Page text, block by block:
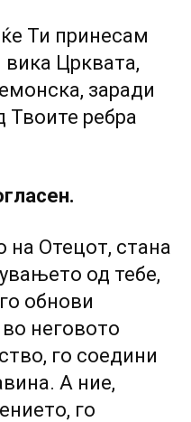
ќе Ти принесам
вика Црквата,
заради
Твоите ребра
на Отецот, стана
од тебе,
обнови
неговото
го соедини
А ние,
го